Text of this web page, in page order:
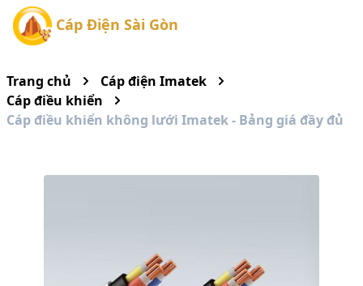
Cáp Điện Sài Gòn
Trang chủ
Cáp điện Imatek
Cáp điều khiển
Cáp điều khiển không lưới Imatek - Bảng giá đầy đủ